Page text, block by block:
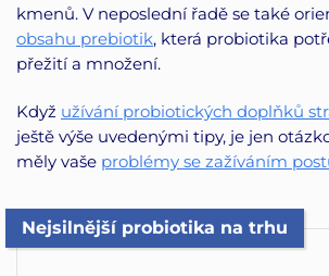
kmenů. V neposlední řadě se také
obsahu prebiotik, která probiotika
přežití a množení.
Když užívání probiotických doplňků
ještě výše uvedenými tipy, je jen
měly vaše problémy se zažíváním
Nejsilnější probiotika na trhu